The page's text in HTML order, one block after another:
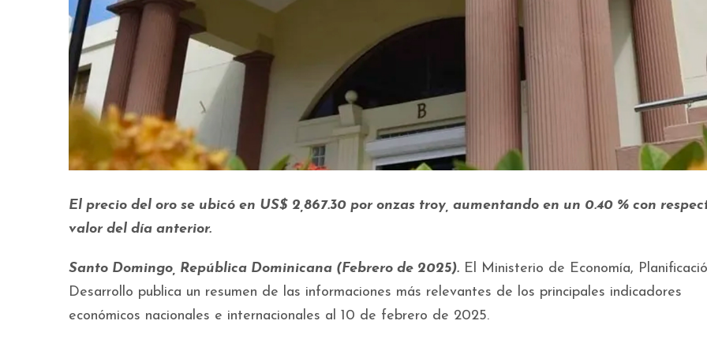
El precio del oro se ubicó en US$ 2,867.30 por onzas troy, aumentando en un 0.40 % con
valor del día anterior.
Santo Domingo, República Dominicana (Febrero de 2025). El Ministerio de Economía,
Desarrollo publica un resumen de las informaciones más relevantes de los principales indicadores
económicos nacionales e internacionales al 10 de febrero de 2025.